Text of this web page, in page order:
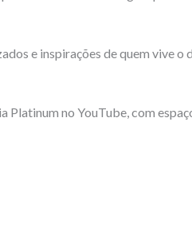
e inspirações de quem vive
no YouTube, com